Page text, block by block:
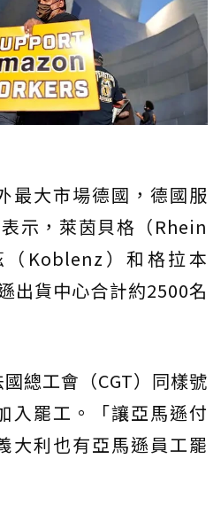
最大市場德國，德國服
示，萊茵貝格（Rhein
Koblenz）和格拉本
出貨中心合計約2500名
總工會（CGT）同樣號
入罷工。「讓亞馬遜付
大利也有亞馬遜員工罷